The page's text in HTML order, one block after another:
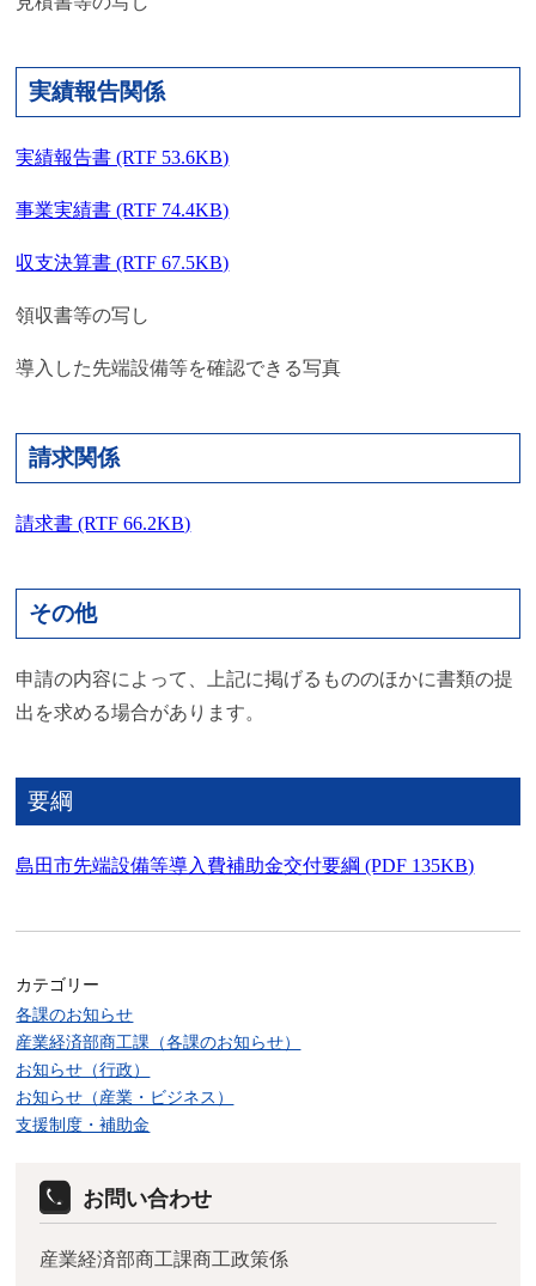
実績報告関係
実績報告書 (RTF 53.6KB)
事業実績書 (RTF 74.4KB)
収支決算書 (RTF 67.5KB)
領収書等の写し
導入した先端設備等を確認できる写真
請求関係
請求書 (RTF 66.2KB)
その他
申請の内容によって、上記に掲げるもののほかに書類の提
出を求める場合があります。
要綱
島田市先端設備等導入費補助金交付要綱 (PDF 135KB)
カテゴリー
各課のお知らせ
産業経済部商工課（各課のお知らせ）
お知らせ（行政）
お知らせ（産業・ビジネス）
支援制度・補助金
お問い合わせ
産業経済部商工課商工政策係